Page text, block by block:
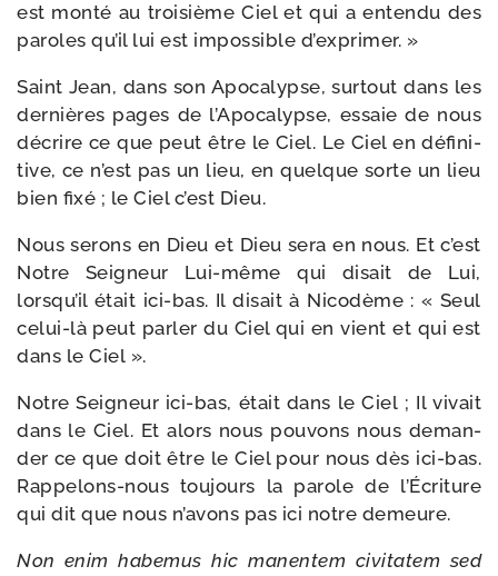
est mon­té au troi­sième Ciel et qui a enten­du des
paroles qu’il lui est impos­sible d’exprimer. »
Saint Jean, dans son Apocalypse, sur­tout dans les
der­nières pages de l’Apocalypse, essaie de nous
décrire ce que peut être le Ciel. Le Ciel en défi­ni­
tive, ce n’est pas un lieu, en quelque sorte un lieu
bien fixé ; le Ciel c’est Dieu.
Nous serons en Dieu et Dieu sera en nous. Et c’est
Notre Seigneur Lui-​même qui disait de Lui,
lorsqu’il était ici-​bas. Il disait à Nicodème : « Seul
celui-​là peut par­ler du Ciel qui en vient et qui est
dans le Ciel ».
Notre Seigneur ici-​bas, était dans le Ciel ; Il vivait
dans le Ciel. Et alors nous pou­vons nous deman­
der ce que doit être le Ciel pour nous dès ici-​bas.
Rappelons-​nous tou­jours la parole de l’Écriture
qui dit que nous n’avons pas ici notre demeure.
Non enim habe­mus hic manen­tem civi­ta­tem sed